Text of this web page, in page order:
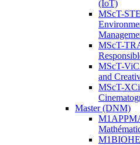
(IoT)
MScT-
MScT-
MScT-
and
MScT-
Master (DNM)